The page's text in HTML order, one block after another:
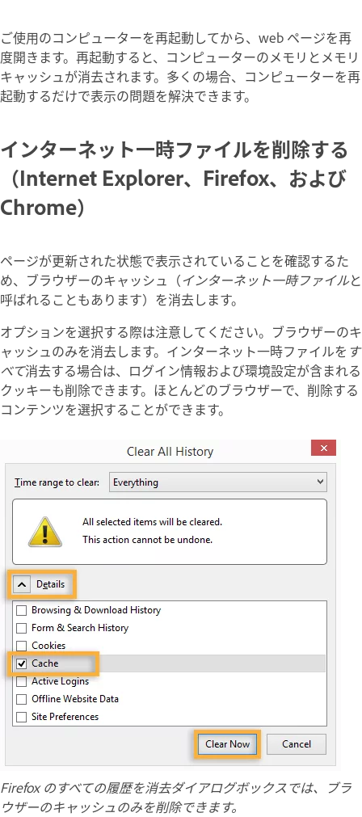
ご使用のコンピューターを再起動してから、web ページを再
度開きます。再起動すると、コンピューターのメモリとメモリ
キャッシュが消去されます。多くの場合、コンピューターを再
起動するだけで表示の問題を解決できます。
インターネット一時ファイルを削除する
（Internet Explorer、Firefox、および
Chrome）
ページが更新された状態で表示されていることを確認するた
め、ブラウザーのキャッシュ（インターネット一時ファイルと
呼ばれることもあります）を消去します。
オプションを選択する際は注意してください。ブラウザーのキ
ャッシュのみを消去します。インターネット一時ファイルを す
べて消去する場合は、ログイン情報および環境設定が含まれる
クッキーも削除できます。ほとんどのブラウザーで、削除する
コンテンツを選択することができます。
Firefox のすべての履歴を消去ダイアログボックスでは、ブラ
ウザーのキャッシュのみを削除できます。